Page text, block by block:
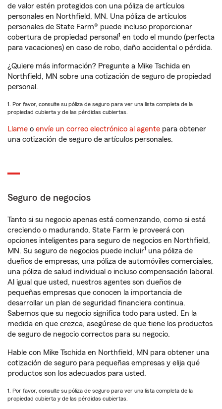
de valor estén protegidos con una póliza de artículos
personales en Northfield, MN. Una póliza de artículos
personales de State Farm® puede incluso proporcionar
cobertura de propiedad personal 1 en todo el mundo (perfecta
para vacaciones) en caso de robo, daño accidental o pérdida.
¿Quiere más información? Pregunte a Mike Tschida en
Northfield, MN sobre una cotización de seguro de propiedad
personal.
1. Por favor, consulte su póliza de seguro para ver una lista completa de la
propiedad cubierta y de las pérdidas cubiertas.
Llame o envíe un correo electrónico al agente para obtener
una cotización de seguro de artículos personales.
Seguro de negocios
Tanto si su negocio apenas está comenzando, como si está
creciendo o madurando, State Farm le proveerá con
opciones inteligentes para seguro de negocios en Northfield,
MN. Su seguro de negocios puede incluir1 una póliza de
dueños de empresas, una póliza de automóviles comerciales,
una póliza de salud individual o incluso compensación laboral.
Al igual que usted, nuestros agentes son dueños de
pequeñas empresas que conocen la importancia de
desarrollar un plan de seguridad financiera continua.
Sabemos que su negocio significa todo para usted. En la
medida en que crezca, asegúrese de que tiene los productos
de seguro de negocio correctos para su negocio.
Hable con Mike Tschida en Northfield, MN para obtener una
cotización de seguro para pequeñas empresas y elija qué
productos son los adecuados para usted.
1. Por favor, consulte su póliza de seguro para ver una lista completa de la
propiedad cubierta y de las pérdidas cubiertas.